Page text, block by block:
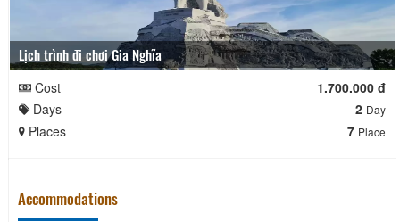
Lịch trình đi chơi Gia Nghĩa
Cost
1.700.000 đ
Days
2 Day
Places 7 Place
Accommodations